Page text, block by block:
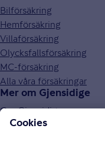
Bilförsäkring
Hemförsäkring
Villaförsäkring
Olycksfallsförsäkring
MC-försäkring
Alla våra försäkringar
Mer om Gjensidige
Om Gjensidige
Jobba hos oss